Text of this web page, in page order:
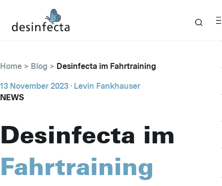
Home Blog Desinfecta im Fahrtraining
13 November 2023 · Levin Fankhauser
NEWS
Desinfecta im
Fahrtraining